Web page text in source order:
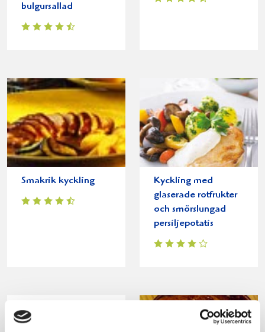
bulgursallad
Smakrik kyckling
Kyckling med
glaserade rotfrukter
och smörslungad
persiljepotatis